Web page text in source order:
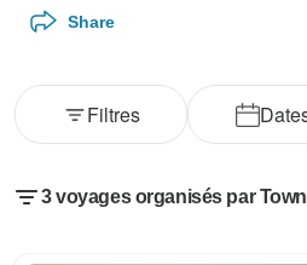
Share
Filtres
3 voyages organisés par